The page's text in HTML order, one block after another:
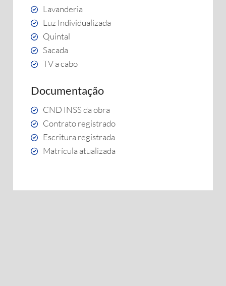
Lavanderia
Luz Individualizada
Quintal
Sacada
TV a cabo
Documentação
CND INSS da obra
Contrato registrado
Escritura registrada
Matrícula atualizada